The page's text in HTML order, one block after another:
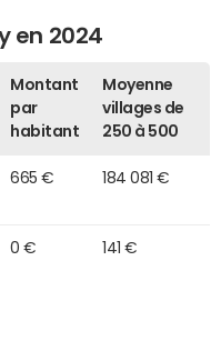
en 2024
Montant
par
habitant
Moyenne
villages de
250 à 500
665 € 184 081 €
0 € 141 €